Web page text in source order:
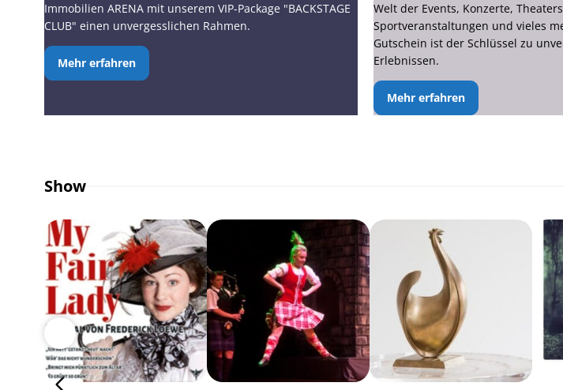
Immobilien ARENA mit unserem VIP-Package "BACKSTAGE
CLUB" einen unvergesslichen Rahmen.
Mehr erfahren
Welt der Events, Konzerte,
Sportveranstaltungen und vieles
Gutschein ist der Schlüssel zu
Erlebnissen.
Mehr erfahren
Show